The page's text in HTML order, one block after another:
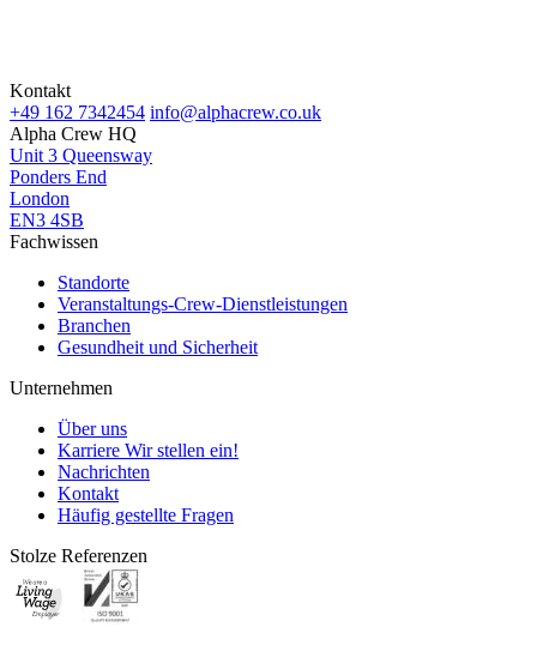
Kontakt
+49 162 7342454 info@alphacrew.co.uk
Alpha Crew HQ
Unit 3 Queensway
Ponders End
London
EN3 4SB
Fachwissen
Standorte
Veranstaltungs-Crew-Dienstleistungen
Branchen
Gesundheit und Sicherheit
Unternehmen
Über uns
Karriere Wir stellen ein!
Nachrichten
Kontakt
Häufig gestellte Fragen
Stolze Referenzen